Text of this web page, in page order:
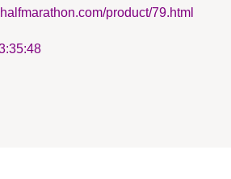
product/79.html